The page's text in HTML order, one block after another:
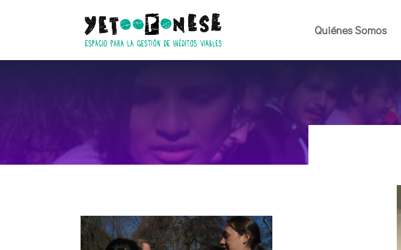
Quiénes Somos